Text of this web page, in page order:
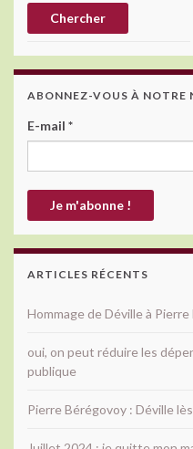
ABONNEZ-VOUS À NOTRE
E-mail *
ARTICLES RÉCENTS
Hommage de Déville à
oui, on peut réduire les
publique
Pierre Bérégovoy : Déville